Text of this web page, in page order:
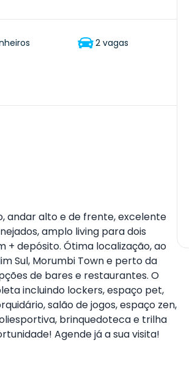
2 vagas
andar alto e de frente, excelente
amplo living para dois
+ depósito. Ótima localização, ao
Sul, Morumbi Town e perto da
de bares e restaurantes. O
incluindo lockers, espaço pet,
salão de jogos, espaço zen,
brinquedoteca e trilha
Agende já a sua visita!